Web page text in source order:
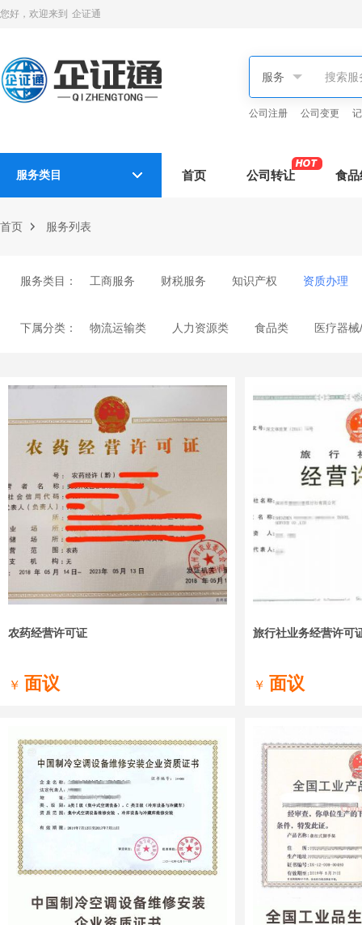
您好，欢迎来到 企证通
公司注册 公司变更
服务类目 首页 公司转让 食
首页 服务列表
服务类目： 工商服务 财税服务 知识产权 资质办理
下属分类： 物流运输类 人力资源类 食品类 医疗器
农药经营许可证
￥ 面议
旅行社业务经营许可
￥ 面议